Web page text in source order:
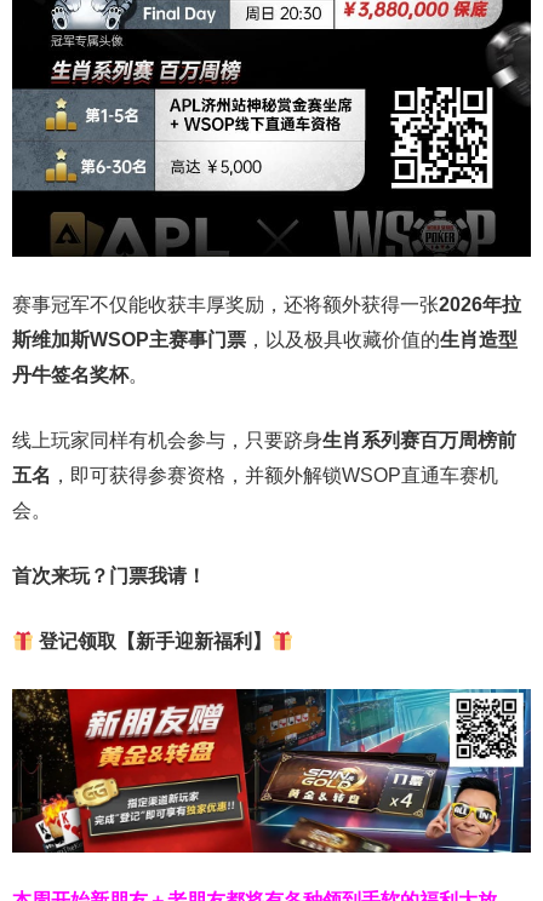
赛事冠军不仅能收获丰厚奖励，还将额外获得一张2026年拉
斯维加斯WSOP主赛事门票 ，以及极具收藏价值的生肖造型
丹牛签名奖杯。
线上玩家同样有机会参与，只要跻身生肖系列赛百万周榜前
五名 ，即可获得参赛资格，并额外解锁WSOP直通车赛机
会。
首次来玩？门票我请！
登记领取【新手迎新福利】